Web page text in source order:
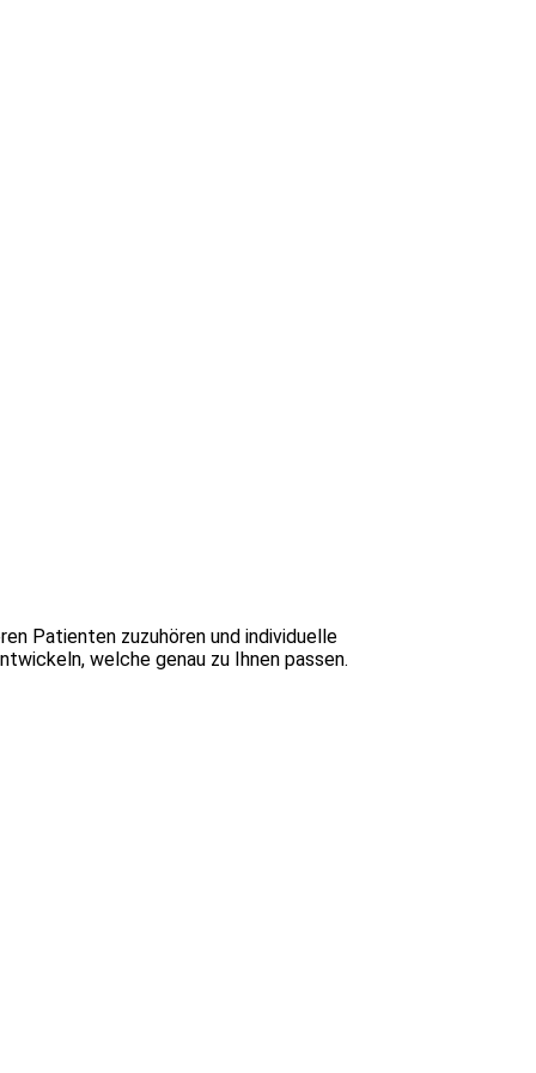
Patienten zuzuhören und individuelle
welche genau zu Ihnen passen.